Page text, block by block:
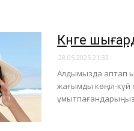
​Күнге
28.05.2025 21:33
Алдымызда аптап
жағымды көңіл-күй